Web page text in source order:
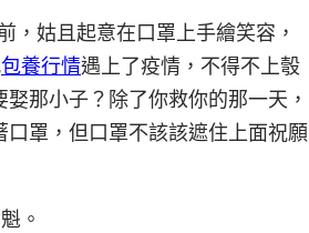
，姑且起意在口罩上手繪笑容，
包養行情遇上了疫情，不得不上彀
那小子？除了你救你的那一天，
罩，但口罩不該該遮住上面祝願
。